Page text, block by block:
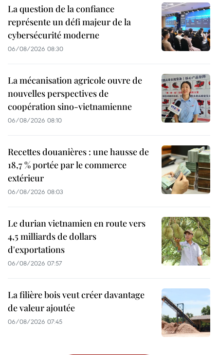
La question de la confiance
représente un défi majeur de la
cybersécurité moderne
06/08/2026 08:30
La mécanisation agricole ouvre de
nouvelles perspectives de
coopération sino-vietnamienne
06/08/2026 08:10
Recettes douanières : une hausse de
18,7 % portée par le commerce
extérieur
06/08/2026 08:03
Le durian vietnamien en route vers
4,5 milliards de dollars
d'exportations
06/08/2026 07:57
La filière bois veut créer davantage
de valeur ajoutée
06/08/2026 07:45